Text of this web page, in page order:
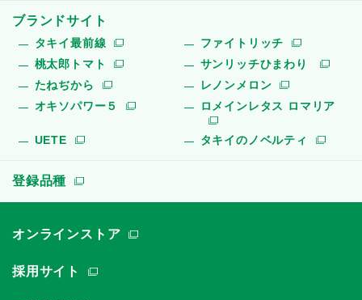
ブランドサイト
タキイ最前線
ファイトリッチ
桃太郎トマト
サンリッチひまわり
たねぢから
レノンメロン
オキソパワー５
ロメインレタス ロマリア
UETE タキイのノベルティ
登録品種
オンラインストア
採用サイト